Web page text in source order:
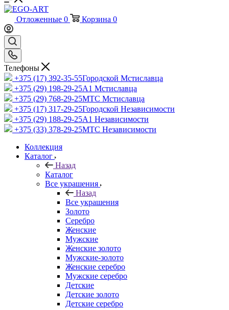
Отложенные 0 Корзина 0
Телефоны
+375 (17) 392-35-55Городской Мстиславца
+375 (29) 198-29-25A1 Мстиславца
+375 (29) 768-29-25МТС Мстиславца
+375 (17) 317-29-25Городской Независимости
+375 (29) 188-29-25A1 Независимости
+375 (33) 378-29-25МТС Независимости
Коллекция
Каталог
Назад
Каталог
Все украшения
Назад
Все украшения
Золото
Серебро
Женские
Мужские
Женские золото
Мужские-золото
Женские серебро
Мужские серебро
Детские
Детские золото
Детские серебро